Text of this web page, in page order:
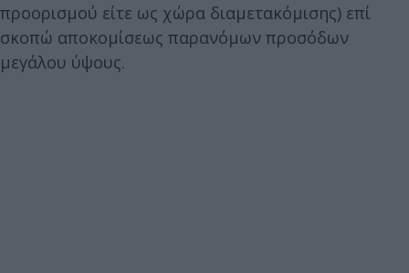
προορισμού είτε ως χώρα διαμετακόμισης) επί
σκοπώ αποκομίσεως παρανόμων προσόδων
μεγάλου ύψους.